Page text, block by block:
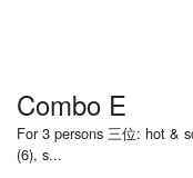
Combo E
For 3 persons 三位: hot &
(6), s...